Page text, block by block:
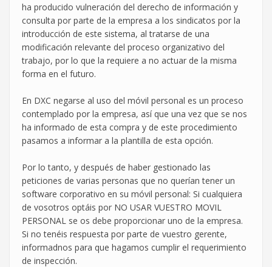
ha producido vulneración del derecho de información y
consulta por parte de la empresa a los sindicatos por la
introducción de este sistema, al tratarse de una
modificación relevante del proceso organizativo del
trabajo, por lo que la requiere a no actuar de la misma
forma en el futuro.
En DXC negarse al uso del móvil personal es un proceso
contemplado por la empresa, así que una vez que se nos
ha informado de esta compra y de este procedimiento
pasamos a informar a la plantilla de esta opción.
Por lo tanto, y después de haber gestionado las
peticiones de varias personas que no querían tener un
software corporativo en su móvil personal: Si cualquiera
de vosotros optáis por NO USAR VUESTRO MOVIL
PERSONAL se os debe proporcionar uno de la empresa.
Si no tenéis respuesta por parte de vuestro gerente,
informadnos para que hagamos cumplir el requerimiento
de inspección.